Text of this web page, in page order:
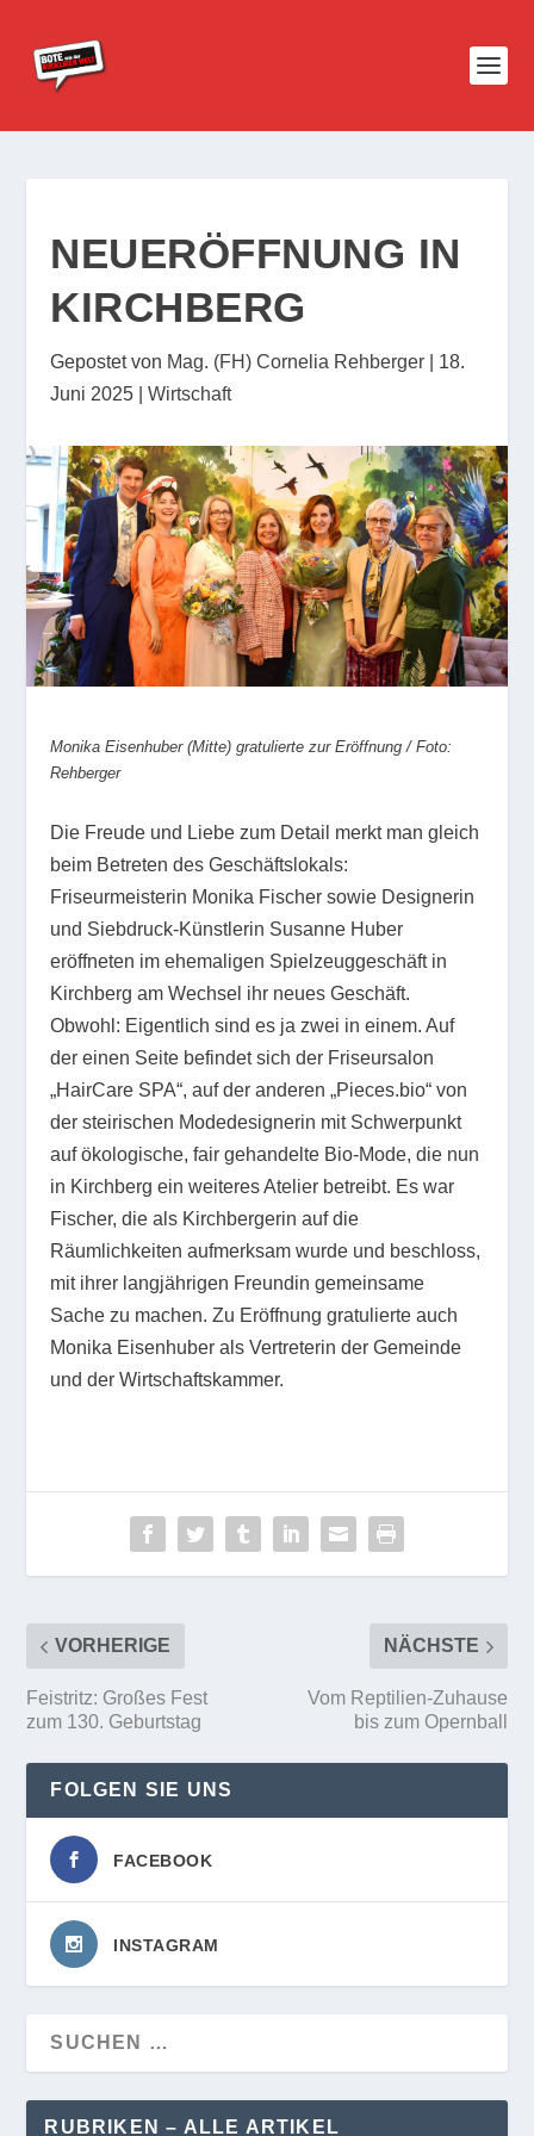
NEUERÖFFNUNG IN
KIRCHBERG
Gepostet von Mag. (FH) Cornelia Rehberger
18.
Juni 2025 |Wirtschaft
Monika Eisenhuber (Mitte) gratulierte zur Eröffnung / Foto:
Rehberger
Die Freude und Liebe zum Detail merkt man gleich
beim Betreten des Geschäftslokals:
Friseurmeisterin Monika Fischer sowie Designerin
und Siebdruck-Künstlerin Susanne Huber
eröffneten im ehemaligen Spielzeuggeschäft in
Kirchberg am Wechsel ihr neues Geschäft.
Obwohl: Eigentlich sind es ja zwei in einem. Auf
der einen Seite befindet sich der Friseursalon
„HairCare SPA“, auf der anderen „Pieces.bio“ von
der steirischen Modedesignerin mit Schwerpunkt
auf ökologische, fair gehandelte Bio-Mode, die nun
in Kirchberg ein weiteres Atelier betreibt. Es war
Fischer, die als Kirchbergerin auf die
Räumlichkeiten aufmerksam wurde und beschloss,
mit ihrer langjährigen Freundin gemeinsame
Sache zu machen. Zu Eröffnung gratulierte auch
Monika Eisenhuber als Vertreterin der Gemeinde
und der Wirtschaftskammer.
VORHERIGE
Feistritz: Großes Fest
zum 130. Geburtstag
NÄCHSTE
Vom Reptilien-Zuhause
bis zum Opernball
FOLGEN SIE UNS
FACEBOOK
INSTAGRAM
RUBRIKEN – ALLE ARTIKEL